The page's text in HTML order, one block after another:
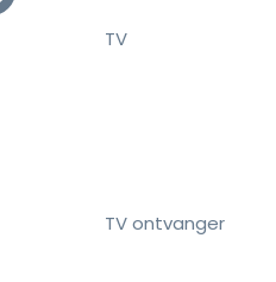
TV
TV ontvanger